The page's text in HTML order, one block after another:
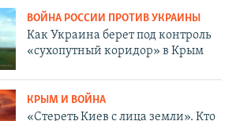
ВОЙНА РОССИИ ПРОТИВ УКРАИНЫ
Как Украина берет под контроль
«сухопутный коридор» в Крым
КРЫМ И ВОЙНА
«Стереть Киев с лица земли». Кто